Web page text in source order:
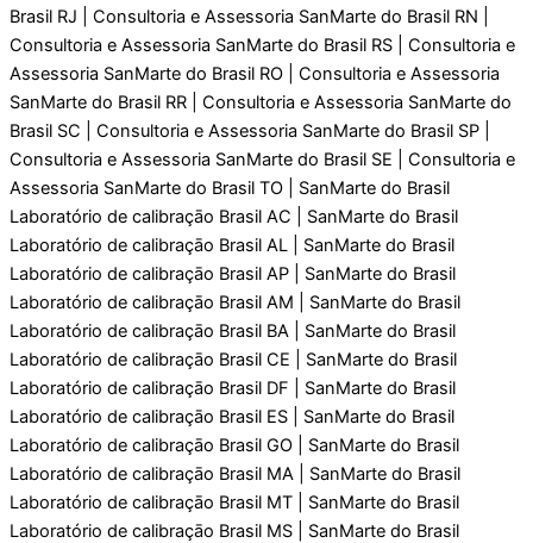
Brasil RJ | Consultoria e Assessoria SanMarte do Brasil RN |
Consultoria e Assessoria SanMarte do Brasil RS | Consultoria e
Assessoria SanMarte do Brasil RO | Consultoria e Assessoria
SanMarte do Brasil RR | Consultoria e Assessoria SanMarte do
Brasil SC | Consultoria e Assessoria SanMarte do Brasil SP |
Consultoria e Assessoria SanMarte do Brasil SE | Consultoria e
Assessoria SanMarte do Brasil TO | SanMarte do Brasil
Laboratório de calibraçāo Brasil AC | SanMarte do Brasil
Laboratório de calibraçāo Brasil AL | SanMarte do Brasil
Laboratório de calibraçāo Brasil AP | SanMarte do Brasil
Laboratório de calibraçāo Brasil AM | SanMarte do Brasil
Laboratório de calibraçāo Brasil BA | SanMarte do Brasil
Laboratório de calibraçāo Brasil CE | SanMarte do Brasil
Laboratório de calibraçāo Brasil DF | SanMarte do Brasil
Laboratório de calibraçāo Brasil ES | SanMarte do Brasil
Laboratório de calibraçāo Brasil GO | SanMarte do Brasil
Laboratório de calibraçāo Brasil MA | SanMarte do Brasil
Laboratório de calibraçāo Brasil MT | SanMarte do Brasil
Laboratório de calibraçāo Brasil MS | SanMarte do Brasil